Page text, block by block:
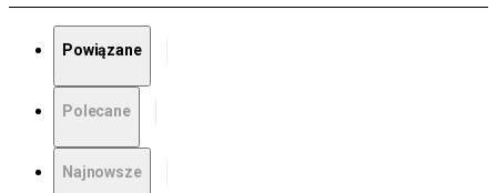
Powiązane
Polecane
Najnowsze